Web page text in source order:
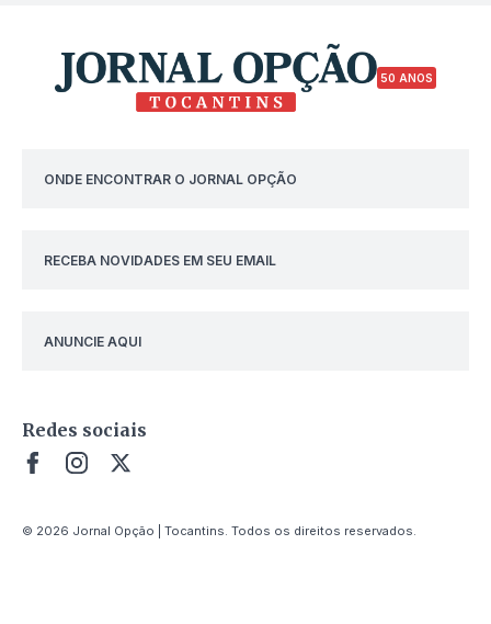
50 ANOS
ONDE ENCONTRAR O JORNAL OPÇÃO
RECEBA NOVIDADES EM SEU EMAIL
ANUNCIE AQUI
Redes sociais
© 2026 Jornal Opção | Tocantins. Todos os direitos reservados.